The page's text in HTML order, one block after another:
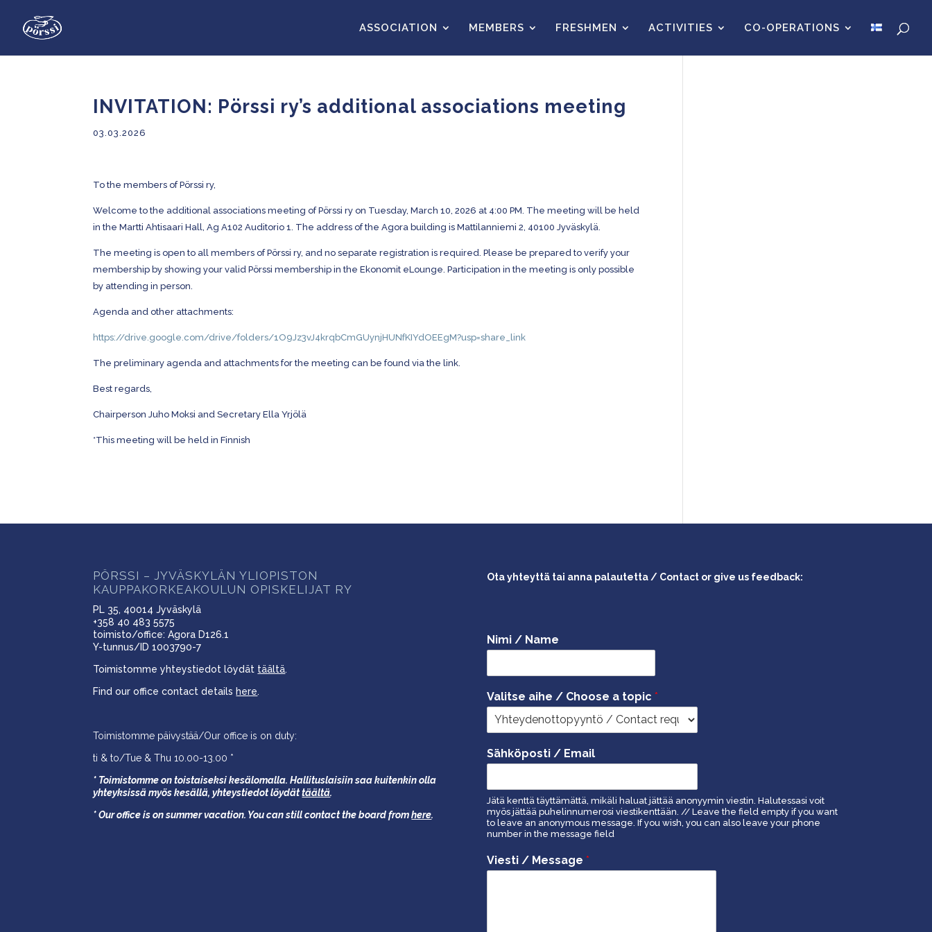
ASSOCIATION MEMBERS FRESHMEN ACTIVITIES CO-OPERATIONS
INVITATION: Pörssi ry’s additional associations meeting
03.03.2026
To the members of Pörssi ry,
Welcome to the additional associations meeting of Pörssi ry on Tuesday, March 10, 2026 at 4:00 PM. The meeting will be held
in the Martti Ahtisaari Hall, Ag A102 Auditorio 1. The address of the Agora building is Mattilanniemi 2, 40100 Jyväskylä.
The meeting is open to all members of Pörssi ry, and no separate registration is required. Please be prepared to verify your
membership by showing your valid Pörssi membership in the Ekonomit eLounge. Participation in the meeting is only possible
by attending in person.
Agenda and other attachments:
https://drive.google.com/drive/folders/1O9Jz3vJ4krqbCmGUynjHUNfKIYdOEEgM?usp=share_link
The preliminary agenda and attachments for the meeting can be found via the link.
Best regards,
Chairperson Juho Moksi and Secretary Ella Yrjölä
*This meeting will be held in Finnish
PÖRSSI – JYVÄSKYLÄN YLIOPISTON
KAUPPAKORKEAKOULUN OPISKELIJAT RY
PL 35, 40014 Jyväskylä
+358 40 483 5575
toimisto/office: Agora D126.1
Y-tunnus/ID 1003790-7
Toimistomme yhteystiedot löydät täältä.
Find our office contact detailshere.
Toimistomme päivystää/Our office is on duty:
ti & to/Tue & Thu 10.00-13.00 *
* Toimistomme on toistaiseksi kesälomalla. Hallituslaisiin saa kuitenkin olla
yhteyksissä myös kesällä,yhteystiedot löydättäältä.
* Our office is on summer vacation. You can still contact the board fromhere.
Ota yhteyttä tai anna palautetta / Contact or give us feedback:
Nimi / Name
Valitse aihe / Choose a topic *
Sähköposti / Email
Jätä kenttä täyttämättä, mikäli haluat jättää anonyymin viestin. Halutessasi voit
myös jättää puhelinnumerosi viestikenttään. // Leave the field empty if you want
to leave an anonymous message. If you wish, you can also leave your phone
number in the message field
Viesti / Message *